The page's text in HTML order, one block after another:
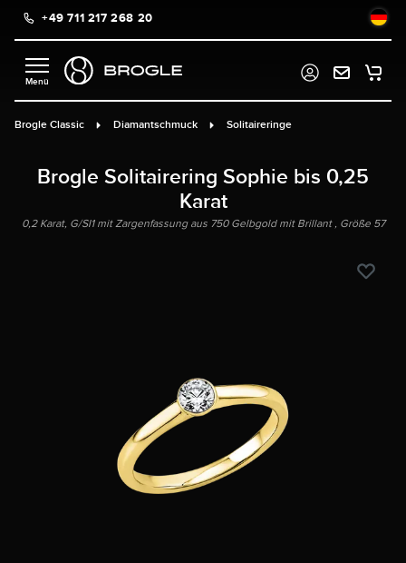
springen
+49 711 217 268 20
Brogle Classic Diamantschmuck Solitaireringe
Brogle Solitairering Sophie bis 0,25
Karat
0,2 Karat, G/SI1 mit Zargenfassung aus 750 Gelbgold mit Brillant , Größe 57